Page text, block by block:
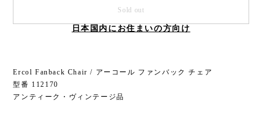
Sold out
日本国内にお住まいの方向け
Ercol Fanback Chair / アーコール ファンバック チェア
型番 112170
アンティーク・ヴィンテージ品